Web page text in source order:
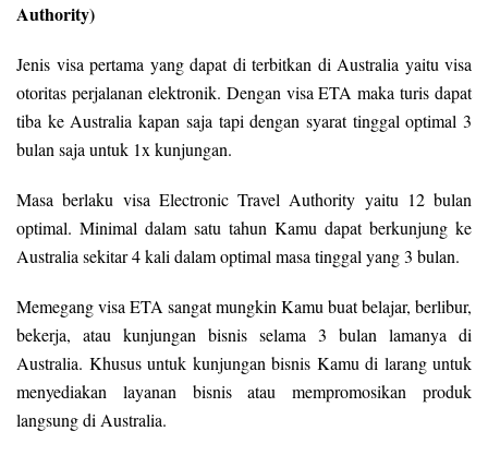
Authority)
Jenis visa pertama yang dapat di terbitkan di Australia yaitu visa
otoritas perjalanan elektronik. Dengan visa ETA maka turis dapat
tiba ke Australia kapan saja tapi dengan syarat tinggal optimal 3
bulan saja untuk 1x kunjungan.
Masa berlaku visa Electronic Travel Authority yaitu 12 bulan
optimal. Minimal dalam satu tahun Kamu dapat berkunjung ke
Australia sekitar 4 kali dalam optimal masa tinggal yang 3 bulan.
Memegang visa ETA sangat mungkin Kamu buat belajar, berlibur,
bekerja, atau kunjungan bisnis selama 3 bulan lamanya di
Australia. Khusus untuk kunjungan bisnis Kamu di larang untuk
menyediakan layanan bisnis atau mempromosikan produk
langsung di Australia.